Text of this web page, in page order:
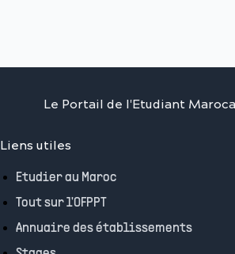
Le Portail de l'Etudiant
Liens utiles
Etudier au Maroc
Tout sur l'OFPPT
Annuaire des établissements